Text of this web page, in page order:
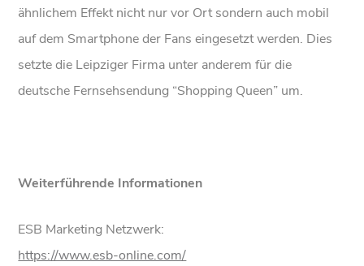
ähnlichem Effekt nicht nur vor Ort sondern auch mobil
auf dem Smartphone der Fans eingesetzt werden. Dies
setzte die Leipziger Firma unter anderem für die
deutsche Fernsehsendung “Shopping Queen” um.
Weiterführende Informationen
ESB Marketing Netzwerk:
https://www.esb-online.com/